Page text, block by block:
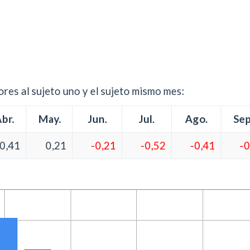
al sujeto uno y el sujeto mismo mes:
May. Jun. Jul. Ago.
0,41 0,21 -0,21 -0,52 -0,41 -